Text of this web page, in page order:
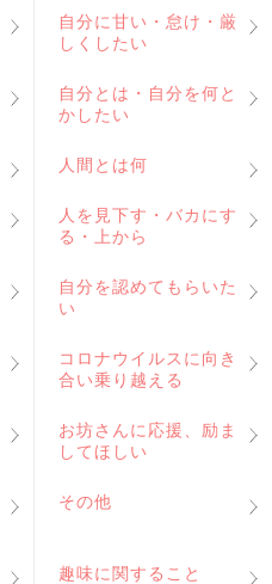
自分に甘い・怠け・厳
しくしたい
自分とは・自分を何と
かしたい
人間とは何
人を見下す・バカにす
る・上から
自分を認めてもらいた
い
コロナウイルスに向き
合い乗り越える
お坊さんに応援、励ま
してほしい
その他
趣味に関すること